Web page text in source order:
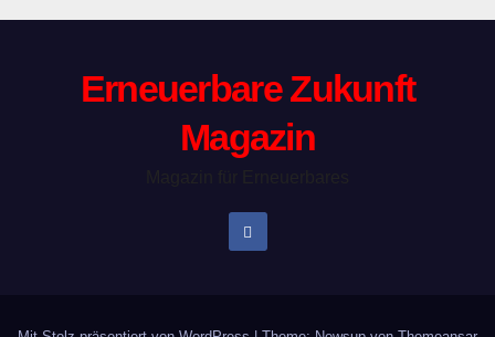
Erneuerbare Zukunft
Magazin